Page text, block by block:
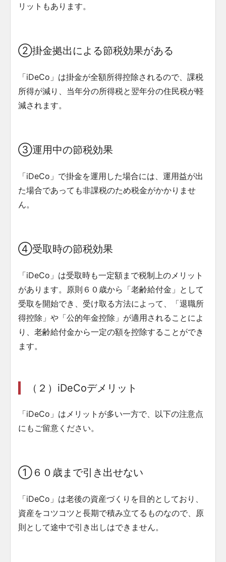
リットもあります。
②掛金拠出による節税効果がある
「iDeCo」は掛金が全額所得控除されるので、課税
所得が減り、当年分の所得税と翌年分の住民税が軽
減されます。
③運用中の節税効果
「iDeCo」で掛金を運用した場合には、運用益が出
た場合であっても非課税のため税金がかかりませ
ん。
④受取時の節税効果
「iDeCo」は受取時も一定額まで税制上のメリット
があります。原則６０歳から「老齢給付金」として
受取を開始でき、受け取る方法によって、「退職所
得控除」や「公的年金控除」が適用されることによ
り、老齢給付金から一定の額を控除することができ
ます。
（２）iDeCoデメリット
「iDeCo」はメリットが多い一方で、以下の注意点
にもご留意ください。
①６０歳まで引き出せない
「iDeCo」は老後の資産づくりを目的としており、
資産をコツコツと長期で積み立てるものなので、原
則として途中で引き出しはできません。